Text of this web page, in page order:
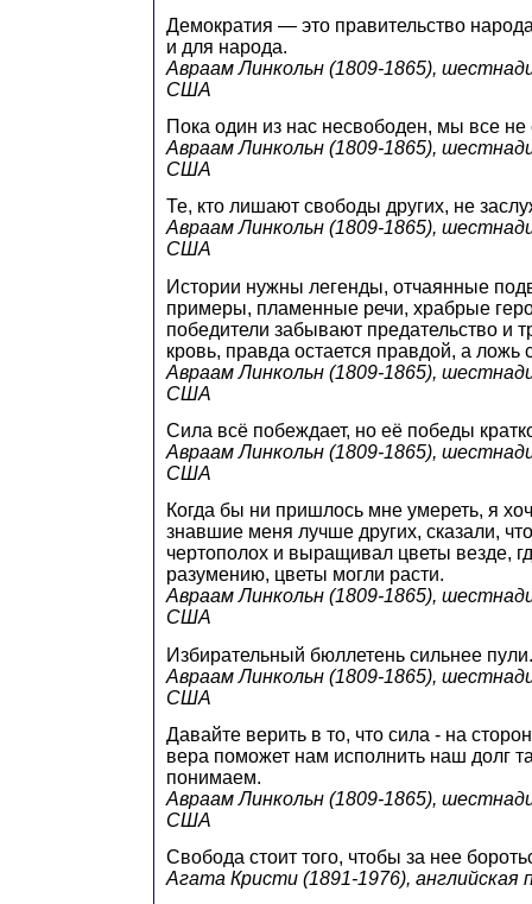
Демократия — это правительство
и для народа.
Авраам Линкольн (1809-1865),
США
Пока один из нас несвободен, мы все
Авраам Линкольн (1809-1865),
США
Те, кто лишают свободы других, не
Авраам Линкольн (1809-1865),
США
Истории нужны легенды, отчаянные
примеры, пламенные речи, храбрые
победители забывают предательство и
кровь, правда остается правдой, а ложь
Авраам Линкольн (1809-1865),
США
Сила всё побеждает, но её победы
Авраам Линкольн (1809-1865),
США
Когда бы ни пришлось мне умереть, я
знавшие меня лучше других, сказали,
чертополох и выращивал цветы везде,
разумению, цветы могли расти.
Авраам Линкольн (1809-1865),
США
Избирательный бюллетень сильнее пули.
Авраам Линкольн (1809-1865),
США
Давайте верить в то, что сила - на
вера поможет нам исполнить наш долг
понимаем.
Авраам Линкольн (1809-1865),
США
Свобода стоит того, чтобы за нее
Агата Кристи (1891-1976), английская